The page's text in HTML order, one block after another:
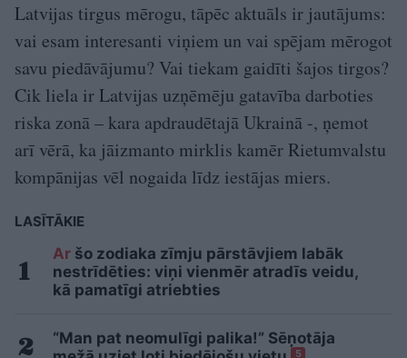
Latvijas tirgus mērogu, tāpēc aktuāls ir jautājums:
vai esam interesanti viņiem un vai spējam mērogot
savu piedāvājumu? Vai tiekam gaidīti šajos tirgos?
Cik liela ir Latvijas uzņēmēju gatavība darboties
riska zonā – kara apdraudētajā Ukrainā -, ņemot
arī vērā, ka jāizmanto mirklis kamēr Rietumvalstu
kompānijas vēl nogaida līdz iestājas miers.
LASĪTĀKIE
Ar šo zodiaka zīmju pārstāvjiem labāk
nestrīdēties: viņi vienmēr atradīs veidu,
kā pamatīgi atriebties
“Man pat neomulīgi palika!” Sēņotāja
5